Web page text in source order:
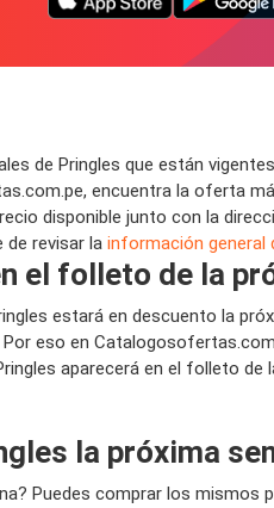
de Pringles que están
encuentra la oferta
disponible junto con la
revisar la información general
el folleto de la
estará en descuento la
eso en
aparecerá en el folleto
la próxima
Puedes comprar los